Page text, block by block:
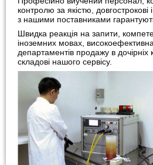
контролю за якістю, довгострокові
з нашими поставниками
Швидка реакція на запити,
іноземних мовах, високоефективна
департаментів продажу в дочірніх
складові нашого сервісу.